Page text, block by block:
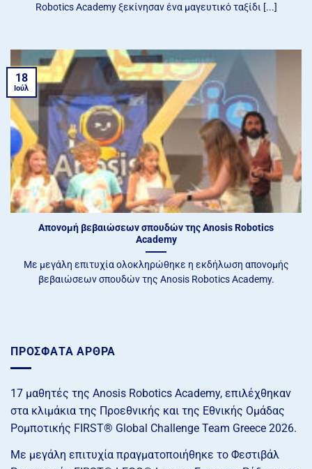
Robotics Academy ξεκίνησαν ένα μαγευτικό ταξίδι [...]
Aπονομή βεβαιώσεων σπουδών της Anosis Robotics
Academy
Με μεγάλη επιτυχία ολοκληρώθηκε η εκδήλωση απονομής
βεβαιώσεων σπουδών της Anosis Robotics Academy.
18
Ιούλ
ΠΡΌΣΦΑΤΑ ΆΡΘΡΑ
17 μαθητές της Anosis Robotics Academy, επιλέχθηκαν
στα κλιμάκια της Προεθνικής και της Εθνικής Ομάδας
Ρομποτικής FIRST® Global Challenge Team Greece 2026.
Με μεγάλη επιτυχία πραγματοποιήθηκε το Φεστιβάλ